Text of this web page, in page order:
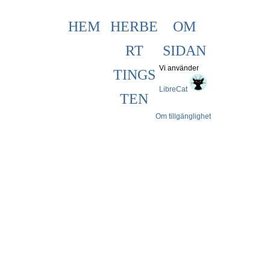
HEM
HERBE
RT
TINGS
TEN
OM
SIDAN
Om tillgänglighet
Vi använder
LibreCat